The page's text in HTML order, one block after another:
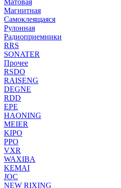
Матовая
Магнитная
Самоклеящаяся
Рулонная
Радиоприемники
RRS
SONATER
Прочее
RSDO
RAISENG
DEGNE
RDD
EPE
HAONING
MEIER
KIPO
PPO
VXR
WAXIBA
KEMAI
JOC
NEW RIXING